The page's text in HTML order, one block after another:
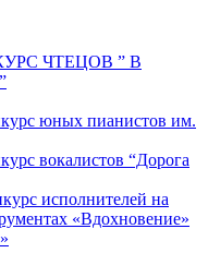
ЧТЕЦОВ ” В
юных пианистов им.
вокалистов “Дорога
исполнителей на
«Вдохновение»